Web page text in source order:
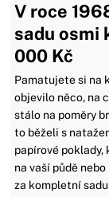
V roce
sadu osmi
000 Kč
Pamatujete si na
objevilo něco, na
stálo na poměry
to běželi s
papírové
na vaší půdě
za kompletní